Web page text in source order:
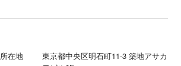
所在地
東京都中央区明石町11-3 築地アサカ